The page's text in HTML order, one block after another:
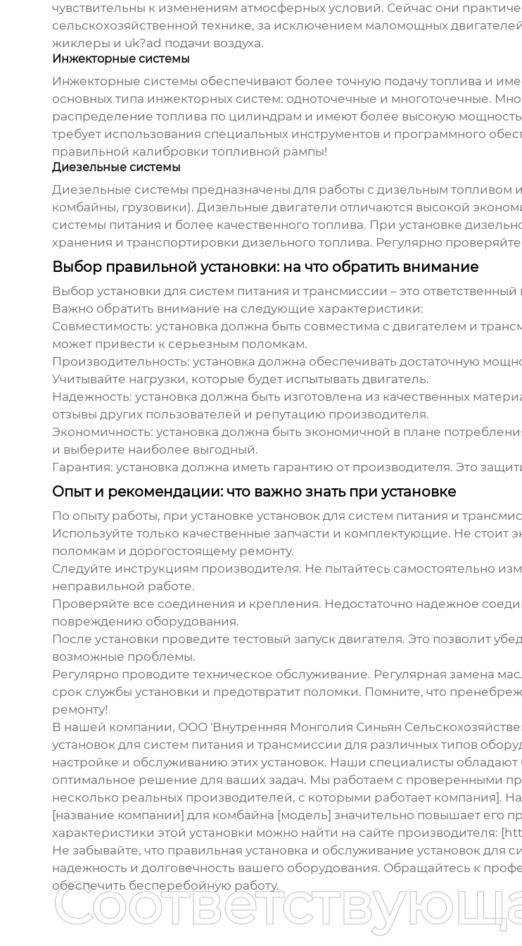
чувствительны к изменениям атмосферных условий. Сейчас они
сельскохозяйственной технике, за исключением маломощных
жиклеры и uk?ad подачи воздуха.
Инжекторные системы
Инжекторные системы обеспечивают более точную подачу топлива и
основных типа инжекторных систем: одноточечные и многоточечные.
распределение топлива по цилиндрам и имеют более высокую
требует использования специальных инструментов и программного
правильной калибровки топливной рампы!
Диезельные системы
Диезельные системы предназначены для работы с дизельным топливом
комбайны, грузовики). Дизельные двигатели отличаются высокой
системы питания и более качественного топлива. При установке
хранения и транспортировки дизельного топлива. Регулярно
Выбор правильной установки: на что обратить внимание
Выбор установки для систем питания и трансмиссии – это
Важно обратить внимание на следующие характеристики:
Совместимость: установка должна быть совместима с двигателем и
может привести к серьезным поломкам.
Производительность: установка должна обеспечивать достаточную
Учитывайте нагрузки, которые будет испытывать двигатель.
Надежность: установка должна быть изготовлена из качественных
отзывы других пользователей и репутацию производителя.
Экономичность: установка должна быть экономичной в плане
и выберите наиболее выгодный.
Гарантия: установка должна иметь гарантию от производителя. Это
Опыт и рекомендации: что важно знать при установке
По опыту работы, при установке установок для систем питания и
Используйте только качественные запчасти и комплектующие. Не стоит
поломкам и дорогостоящему ремонту.
Следуйте инструкциям производителя. Не пытайтесь самостоятельно
неправильной работе.
Проверяйте все соединения и крепления. Недостаточно надежное
повреждению оборудования.
После установки проведите тестовый запуск двигателя. Это позволит
возможные проблемы.
Регулярно проводите техническое обслуживание. Регулярная замена
срок службы установки и предотвратит поломки. Помните, что
ремонту!
В нашей компании, ООО 'Внутренняя Монголия Синьян
установок для систем питания и трансмиссии для различных типов
настройке и обслуживанию этих установок. Наши специалисты
оптимальное решение для ваших задач. Мы работаем с проверенными
несколько реальных производителей, с которыми работает компания].
[название компании] для комбайна [модель] значительно повышает его
характеристики этой установки можно найти на сайте производителя:
Не забывайте, что правильная установка и обслуживание установок для
надежность и долговечность вашего оборудования. Обращайтесь к
обеспечить бесперебойную работу.